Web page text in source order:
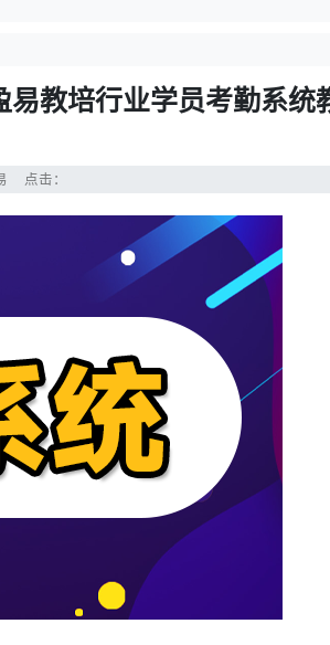
培行业学员考勤系统教务管理
易教培行业学员考勤系统
点击：